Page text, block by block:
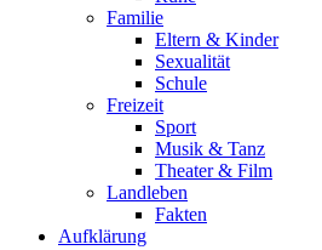
Familie
Eltern & Kinder
Sexualität
Schule
Freizeit
Sport
Musik & Tanz
Theater & Film
Landleben
Fakten
Aufklärung